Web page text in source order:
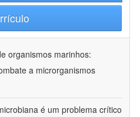
organismos marinhos:
a microrganismos
é um problema crítico